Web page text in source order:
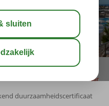
bewaar
duurzaamheidscertificaat